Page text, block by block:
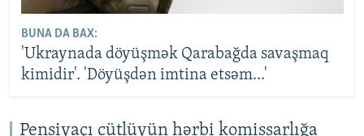
BUNA DA BAX:
'Ukraynada döyüşmək Qarabağda savaşmaq
kimidir'. 'Döyüşdən imtina etsəm...'
Pensiyaçı cütlüyün hərbi komissarlığa